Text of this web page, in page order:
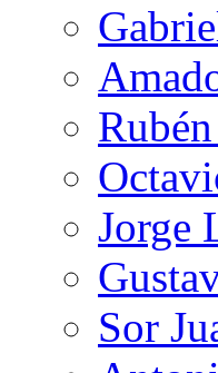
Jorge
Sor